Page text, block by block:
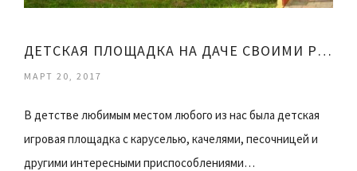
ДЕТСКАЯ ПЛОЩАДКА НА ДАЧЕ СВОИМИ РУКАМИ ФОТО
МАРТ 20, 2017
В детстве любимым местом любого из нас была детская
игровая площадка с каруселью, качелями, песочницей и
другими интересными приспособлениями…